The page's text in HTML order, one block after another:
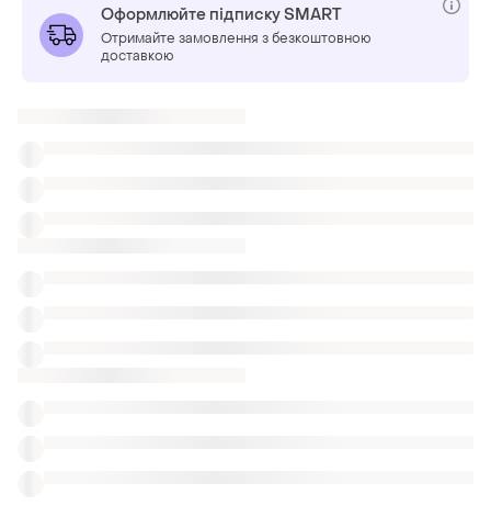
Оформлюйте підписку SMART
Отримайте замовлення з безкоштовною
доставкою